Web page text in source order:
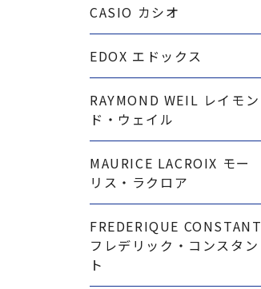
CASIO カシオ
EDOX エドックス
RAYMOND WEIL レイモン
ド・ウェイル
MAURICE LACROIX モー
リス・ラクロア
FREDERIQUE CONSTANT
フレデリック・コンスタン
ト